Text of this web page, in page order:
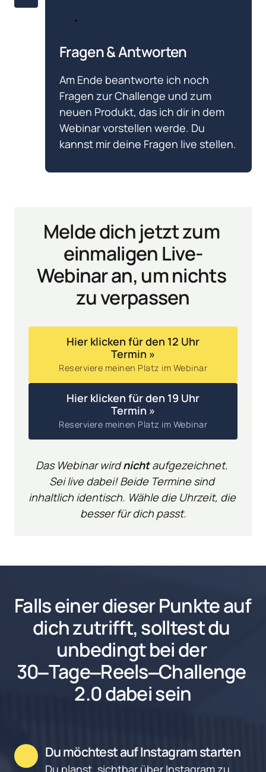
Fragen & Antworten
Am Ende beantworte ich noch
Fragen zur Challenge und zum
neuen Produkt, das ich dir in dem
Webinar vorstellen werde. Du
kannst mir deine Fragen live stellen.
Melde dich jetzt zum
einmaligen Live-
Webinar an, um nichts
zu verpassen
Hier klicken für den 12 Uhr
Termin »
Reserviere meinen Platz im Webinar
Hier klicken für den 19 Uhr
Termin »
Reserviere meinen Platz im Webinar
Das Webinar wird nicht aufgezeichnet.
Sei live dabei! Beide Termine sind
inhaltlich identisch. Wähle die Uhrzeit, die
besser für dich passt.
Falls einer dieser Punkte auf
dich zutrifft, solltest
unbedingt bei der
30‒Tage‒Reels‒
2.0 dabei sein
Du möchtest auf Instagram starten
Du planst, sichtbar über Instagram zu